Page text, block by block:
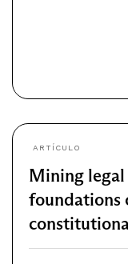
ARTÍCULO
Mining
foundations